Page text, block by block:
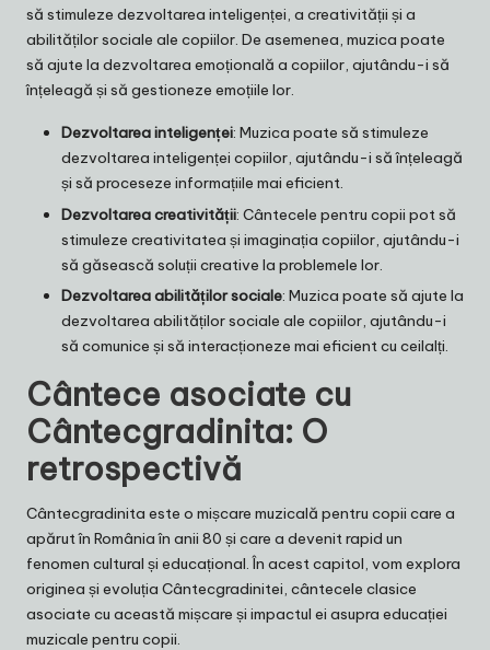
să stimuleze dezvoltarea inteligenței, a creativității și a
abilităților sociale ale copiilor. De asemenea, muzica poate
să ajute la dezvoltarea emoțională a copiilor, ajutându-i să
înțeleagă și să gestioneze emoțiile lor.
Dezvoltarea inteligenței: Muzica poate să stimuleze
dezvoltarea inteligenței copiilor, ajutându-i să înțeleagă
și să proceseze informațiile mai eficient.
Dezvoltarea creativității: Cântecele pentru copii pot să
stimuleze creativitatea și imaginația copiilor, ajutându-i
să găsească soluții creative la problemele lor.
Dezvoltarea abilităților sociale: Muzica poate să ajute la
dezvoltarea abilităților sociale ale copiilor, ajutându-i
să comunice și să interacționeze mai eficient cu ceilalți.
Cântece asociate cu
Cântecgradinita: O
retrospectivă
Cântecgradinita este o mișcare muzicală pentru copii care a
apărut în România în anii 80 și care a devenit rapid un
fenomen cultural și educațional. În acest capitol, vom explora
originea și evoluția Cântecgradinitei, cântecele clasice
asociate cu această mișcare și impactul ei asupra educației
muzicale pentru copii.